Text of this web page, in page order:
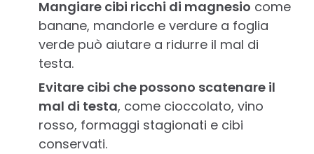
Mangiare cibi ricchi di magnesio come
banane, mandorle e verdure a foglia
verde può aiutare a ridurre il mal di
testa.
Evitare cibi che possono scatenare il
mal di testa, come cioccolato, vino
rosso, formaggi stagionati e cibi
conservati.